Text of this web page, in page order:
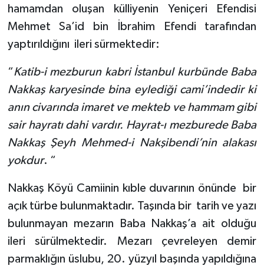
hamamdan oluşan külliyenin Yeniçeri Efendisi
Mehmet Sa’id bin İbrahim Efendi tarafından
yaptırıldığını ileri sürmektedir:
“Katib-i mezburun kabri İstanbul kurbünde Baba
Nakkaş karyesinde bina eylediği cami’indedir ki
anın civarında imaret ve mekteb ve hammam gibi
sair hayratı dahi vardır. Hayrat-ı mezburede Baba
Nakkaş Şeyh Mehmed-i Nakşibendi’nin alakası
yokdur. “
Nakkaş Köyü Camiinin kıble duvarının önünde
bir
açık türbe bulunmaktadır. Taşında bir tarih ve yazı
bulunmayan mezarın Baba Nakkaş’a ait olduğu
ileri sürülmektedir. Mezarı çevreleyen demir
parmaklığın üslubu, 20. yüzyıl başında yapıldığına